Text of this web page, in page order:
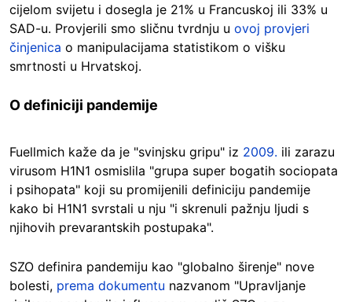
cijelom svijetu i dosegla je 21% u Francuskoj ili 33% u
SAD-u. Provjerili smo sličnu tvrdnju u ovoj provjeri
činjenica o manipulacijama statistikom o višku
smrtnosti u Hrvatskoj.
O definiciji pandemije
Fuellmich kaže da je "svinjsku gripu" iz 2009. ili zarazu
virusom H1N1 osmislila "grupa super bogatih sociopata
i psihopata" koji su promijenili definiciju pandemije
kako bi H1N1 svrstali u nju "i skrenuli pažnju ljudi s
njihovih prevarantskih postupaka".
SZO definira pandemiju kao "globalno širenje" nove
bolesti, prema dokumentu nazvanom "Upravljanje